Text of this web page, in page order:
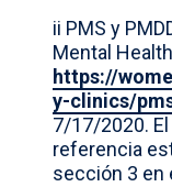
ii PMS y
Mental
https://
y-clinics/
7/17/2020.
referencia
sección 3 en